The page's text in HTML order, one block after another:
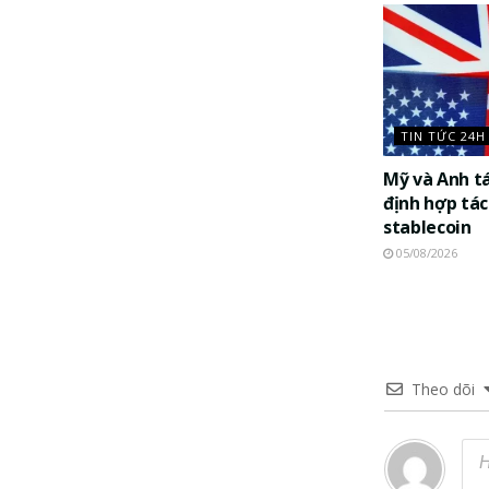
TIN TỨC 24H
Mỹ và Anh
định hợp
stablecoin
05/08/2026
Theo dõi